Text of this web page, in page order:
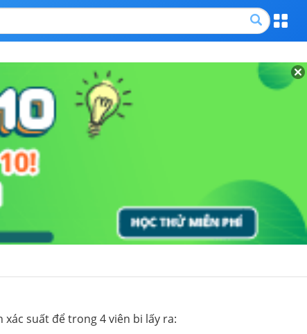
suất để trong 4 viên bi lấy ra: